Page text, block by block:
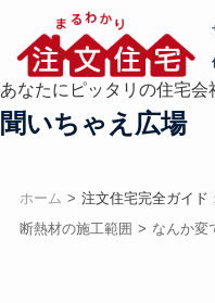
あなたにピッタリの住宅会
聞いちゃえ広場
ホーム 注文住宅完全ガイド
断熱材の施工範囲
なんか変